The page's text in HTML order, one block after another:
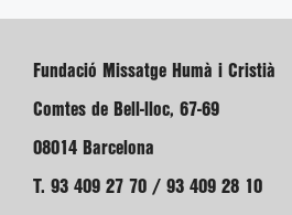
Fundació Missatge Humà i Cristià
Comtes de Bell-lloc, 67-69
08014 Barcelona
T. 93 409 27 70 / 93 409 28 10